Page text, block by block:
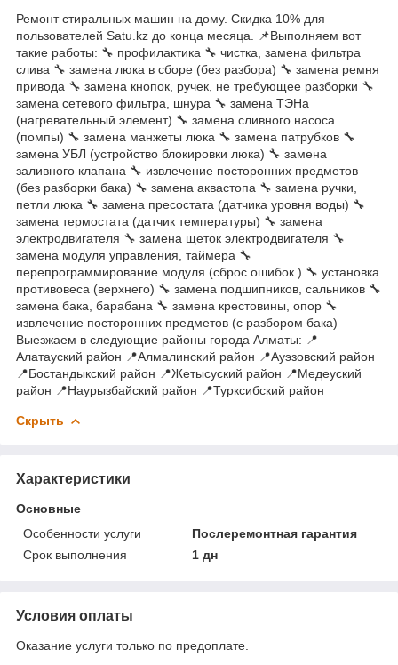
Ремонт стиральных машин на дому. Скидка 10% для
пользователей Satu.kz до конца месяца. 📌Выполняем вот
такие работы: 🔧 профилактика 🔧 чистка, замена фильтра
слива 🔧 замена люка в сборе (без разбора) 🔧 замена ремня
привода 🔧 замена кнопок, ручек, не требующее разборки 🔧
замена сетевого фильтра, шнура 🔧 замена ТЭНа
(нагревательный элемент) 🔧 замена сливного насоса
(помпы) 🔧 замена манжеты люка 🔧 замена патрубков 🔧
замена УБЛ (устройство блокировки люка) 🔧 замена
заливного клапана 🔧 извлечение посторонних предметов
(без разборки бака) 🔧 замена аквастопа 🔧 замена ручки,
петли люка 🔧 замена пресостата (датчика уровня воды) 🔧
замена термостата (датчик температуры) 🔧 замена
электродвигателя 🔧 замена щеток электродвигателя 🔧
замена модуля управления, таймера 🔧
перепрограммирование модуля (сброс ошибок ) 🔧 установка
противовеса (верхнего) 🔧 замена подшипников, сальников 🔧
замена бака, барабана 🔧 замена крестовины, опор 🔧
извлечение посторонних предметов (с разбором бака)
Выезжаем в следующие районы города Алматы: 📍
Алатауский район 📍Алмалинский район 📍Ауэзовский район
📍Бостандыкский район 📍Жетысуский район 📍Медеуский
район 📍Наурызбайский район 📍Турксибский район
Скрыть
Характеристики
Основные
Особенности услуги
Послеремонтная гарантия
Срок выполнения
1 дн
Условия оплаты
Оказание услуги только по предоплате.